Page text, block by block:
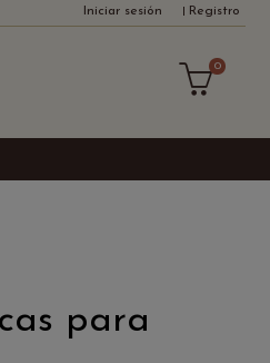
Iniciar sesión Registro
0
para